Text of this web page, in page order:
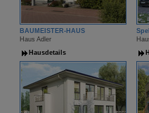
BAUMEISTER-HAUS
Haus Adler
Hausdetails